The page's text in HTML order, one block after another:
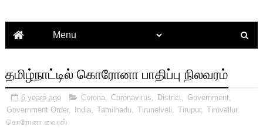
தமிழ்நாட்டில் கொரோனா பாதிப்பு நிலவரம்
6 years ago Corona Coronavirus District Government
Government Order, India Tamilnadu Tirunelveli Tirupur, Tiruvallur,
கொரோனா வைரஸ்